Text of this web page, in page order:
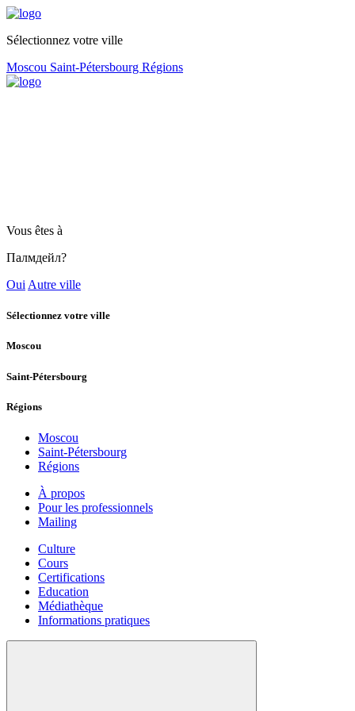
Sélectionnez votre ville
Moscou Saint-Pétersbourg Régions
Vous êtes à
Палмдейл?
Oui Autre ville
Sélectionnez votre ville
Moscou
Saint-Pétersbourg
Régions
Moscou
Saint-Pétersbourg
Régions
À propos
Pour les professionnels
Mailing
Culture
Cours
Certifications
Education
Médiathèque
Informations pratiques